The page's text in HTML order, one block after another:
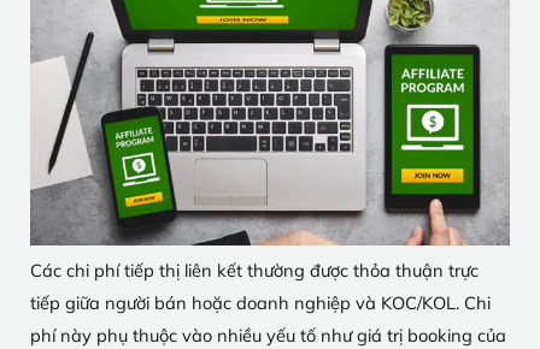
Các chi phí tiếp thị liên kết thường được thỏa thuận trực
tiếp giữa người bán hoặc doanh nghiệp và KOC/KOL. Chi
phí này phụ thuộc vào nhiều yếu tố như giá trị booking của